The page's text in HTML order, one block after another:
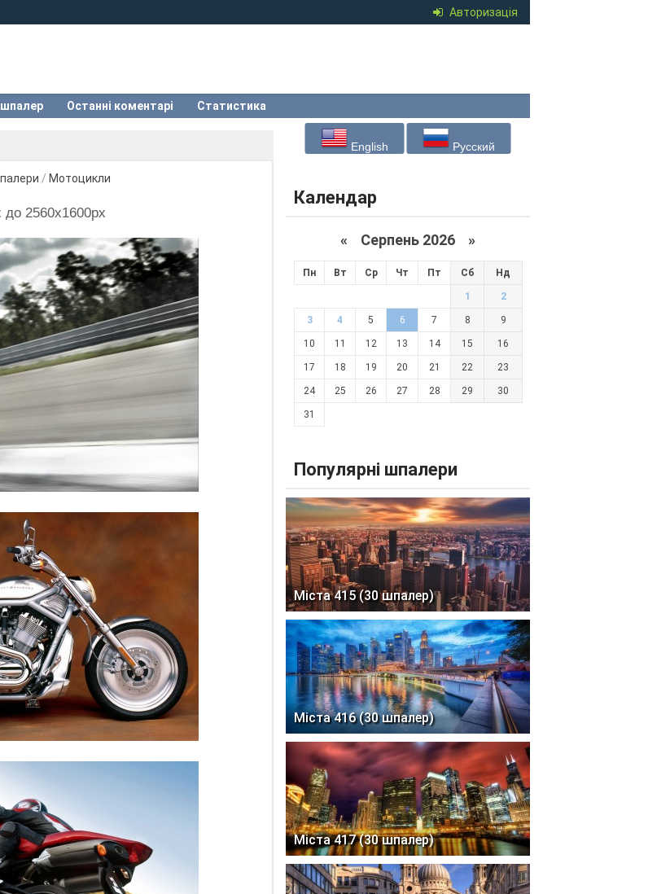
Авторизація
шпалер Останні коментарі Статистика
/ Мотоцикли
до 2560x1600px
English Русский
Календар
« Серпень 2026 »
Пн Вт Ср Чт Пт Сб Нд
1 2
3 4 5 6 7 8 9
10 11 12 13 14 15 16
17 18 19 20 21 22 23
24 25 26 27 28 29 30
31
Популярні шпалери
Міста 415 (30 шпалер)
Міста 416 (30 шпалер)
Міста 417 (30 шпалер)